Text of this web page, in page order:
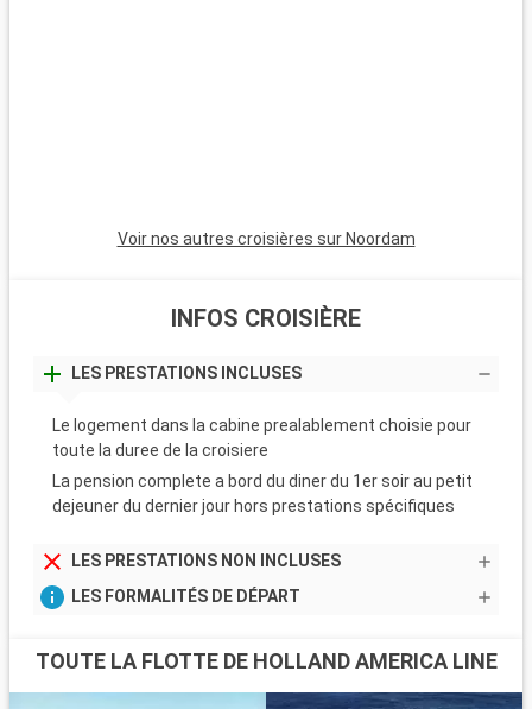
Voir nos autres croisières sur Noordam
INFOS CROISIÈRE
LES PRESTATIONS INCLUSES
Le logement dans la cabine prealablement choisie pour
toute la duree de la croisiere
La pension complete a bord du diner du 1er soir au petit
dejeuner du dernier jour hors prestations spécifiques
LES PRESTATIONS NON INCLUSES
LES FORMALITÉS DE DÉPART
TOUTE LA FLOTTE DE HOLLAND AMERICA LINE